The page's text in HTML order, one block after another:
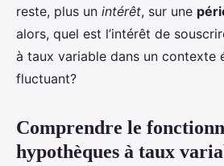
reste, plus un intérêt, sur une
alors, quel est l’intérêt de
à taux variable dans un contexte
fluctuant?
Comprendre le
hypothèques à taux